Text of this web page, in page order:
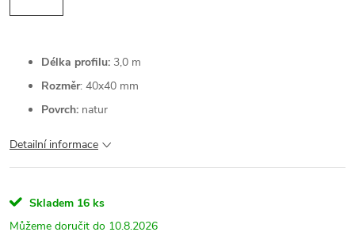
Délka profilu: 3,0 m
Rozměr: 40x40 mm
Povrch: natur
Detailní informace
Skladem 16 ks
10.8.2026